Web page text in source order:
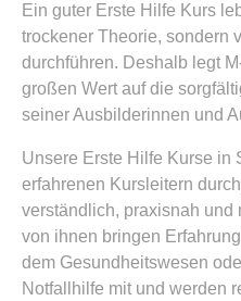
Ein guter Erste Hilfe Kurs
trockener Theorie, sondern
durchführen. Deshalb legt
großen Wert auf die
seiner Ausbilderinnen und
Unsere Erste Hilfe Kurse in
erfahrenen Kursleitern
verständlich, praxisnah und
von ihnen bringen
dem Gesundheitswesen
Notfallhilfe mit und werden